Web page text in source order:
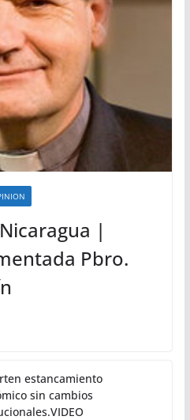
|
Pbro.
estancamiento
sin cambios